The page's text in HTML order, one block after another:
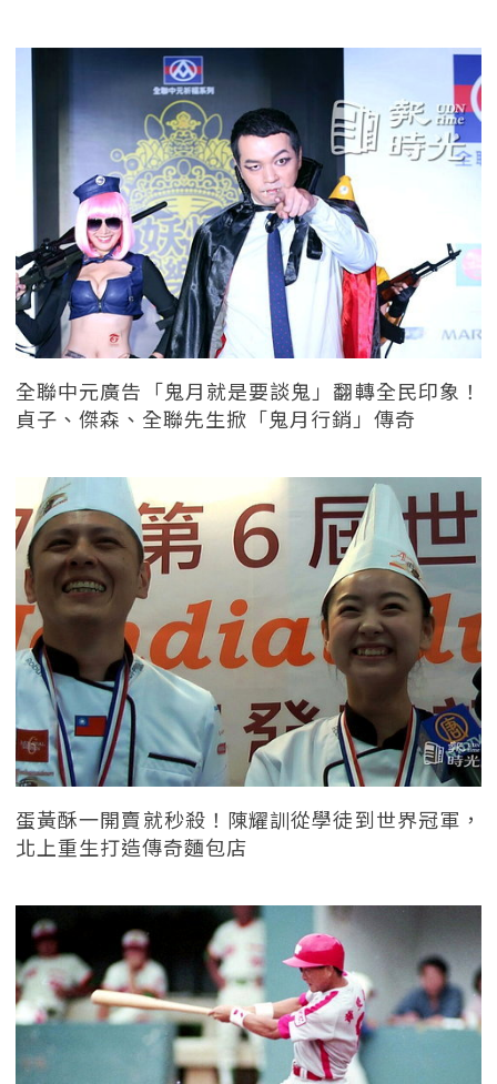
全聯中元廣告「鬼月就是要談鬼」翻轉全民印象！
貞子、傑森、全聯先生掀「鬼月行銷」傳奇
蛋黃酥一開賣就秒殺！陳耀訓從學徒到世界冠軍，
北上重生打造傳奇麵包店